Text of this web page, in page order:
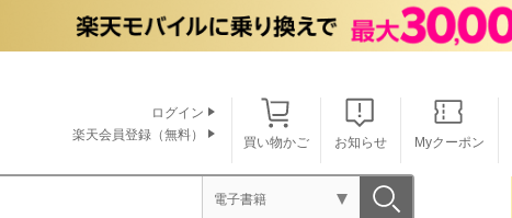
買い物かご お知らせ Myクーポン
ログイン
楽天会員登録（無料）
電子書籍